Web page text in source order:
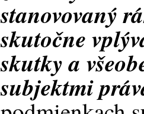
stanovovaný
skutočne
skutky a
subjektmi